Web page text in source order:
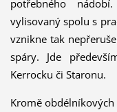
potřebného
vylisovaný spolu s
vznikne tak
spáry. Jde
Kerrocku či Staronu.
Kromě